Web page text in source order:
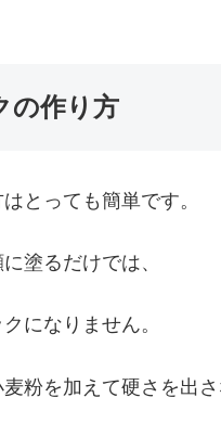
の作り方
とっても簡単です。
塗るだけでは、
になりません。
粉を加えて硬さを出さ